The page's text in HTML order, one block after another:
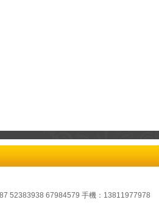
52383938 67984579 手機：13811977978